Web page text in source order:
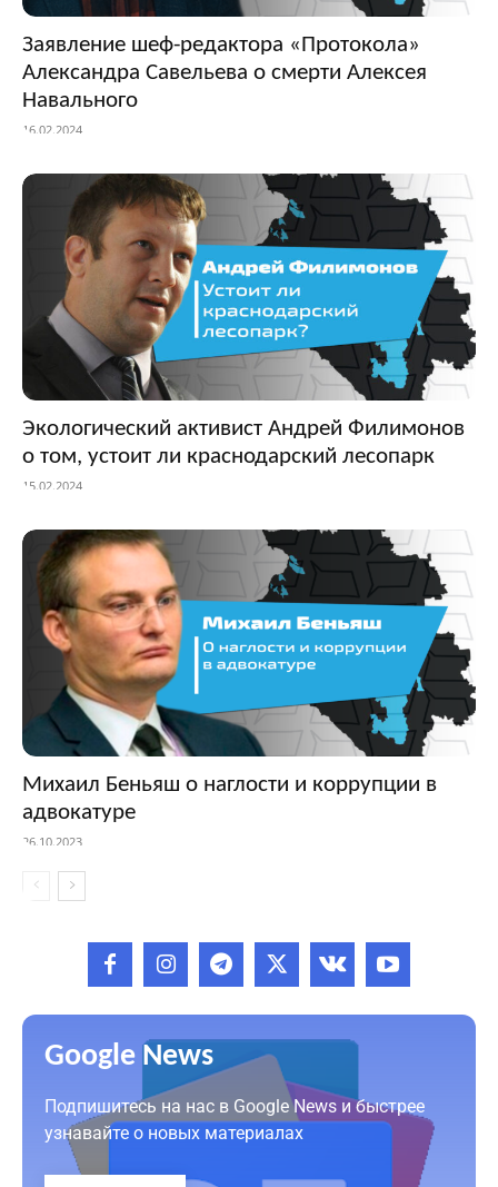
Заявление шеф-редактора «Протокола»
Александра Савельева о смерти Алексея
Навального
16.02.2024
Экологический активист Андрей Филимонов
о том, устоит ли краснодарский лесопарк
15.02.2024
Михаил Беньяш о наглости и коррупции в
адвокатуре
26.10.2023
Google News
Подпишитесь на нас в Google News и быстрее
узнавайте о новых материалах